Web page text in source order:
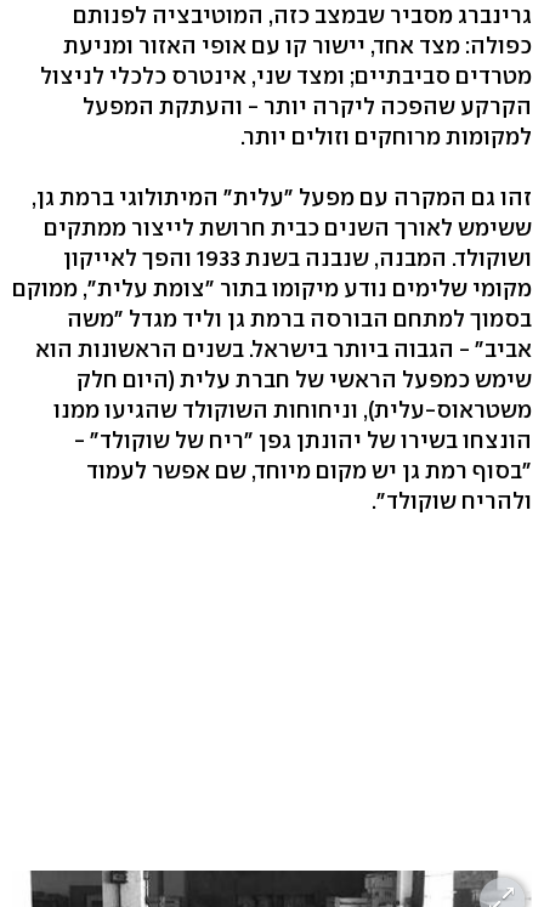
גרינברג מסביר שבמצב כזה, המוטיבציה לפנותם
כפולה: מצד אחד, יישור קו עם אופי האזור ומניעת
מטרדים סביבתיים; ומצד שני, אינטרס כלכלי לניצול
הקרקע שהפכה ליקרה יותר - והעתקת המפעל
למקומות מרוחקים וזולים יותר.
זהו גם המקרה עם מפעל "עלית" המיתולוגי ברמת גן,
ששימש לאורך השנים כבית חרושת לייצור ממתקים
ושוקולד. המבנה, שנבנה בשנת 1933 והפך לאייקון
מקומי שלימים נודע מיקומו בתור "צומת עלית", ממוקם
בסמוך למתחם הבורסה ברמת גן וליד מגדל "משה
אביב" - הגבוה ביותר בישראל. בשנים הראשונות הוא
שימש כמפעל הראשי של חברת עלית (היום חלק
משטראוס-עלית), וניחוחות השוקולד שהגיעו ממנו
הונצחו בשירו של יהונתן גפן "ריח של שוקולד" -
"בסוף רמת גן יש מקום מיוחד, שם אפשר לעמוד
ולהריח שוקולד".